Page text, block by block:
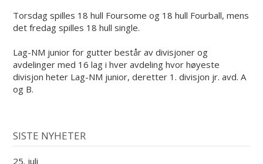
Torsdag spilles 18 hull Foursome og 18 hull Fourball, mens
det fredag spilles 18 hull single.
Lag-NM junior for gutter består av divisjoner og
avdelinger med 16 lag i hver avdeling hvor høyeste
divisjon heter Lag-NM junior, deretter 1. divisjon jr. avd. A
og B.
SISTE NYHETER
25. juli